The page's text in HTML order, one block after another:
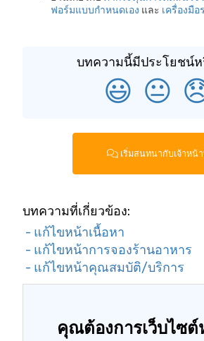
ฟอร์มแบบกำหนดเอง และ เครื่องมื
บทความนี้มีประโยชน์ห
😃 😐
เริ่มสนทนากับเจ้าหน้
บทความที่เกี่ยวข้อง:
- แก้ไขหน้าเนื้อหา
- แก้ไขหน้าการจองร้านอาหาร
- แก้ไขหน้าคุณสมบัติ/บริการ
คุณต้องการเว็บไซต์